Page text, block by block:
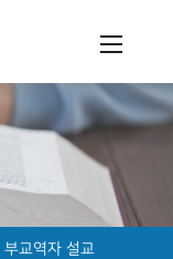
부교역자 설교